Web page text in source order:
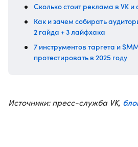
Сколько стоит реклама в VK и
Как и зачем собирать
2 гайда + 3 лайфхака
7 инструментов таргета и
протестировать в 2025 году
Источники: пресс-служба VK,